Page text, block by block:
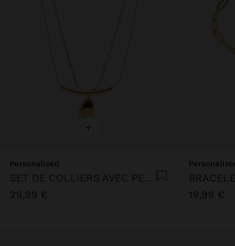
+
Personalized
SET DE COLLIERS AVEC PENDENTIF - ACIER INOXYDABLE
29,99 €
19,99 €